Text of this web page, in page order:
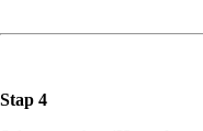
Stap 4